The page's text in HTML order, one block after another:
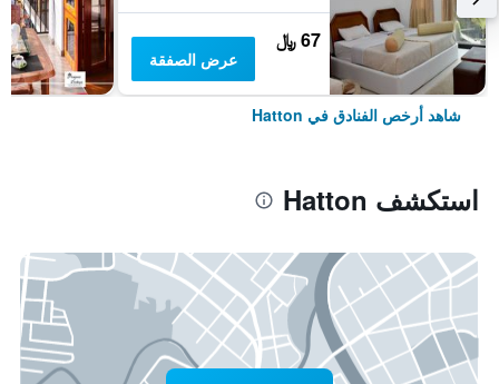
67 ﷼
عرض الصفقة
شاهد أرخص الفنادق في Hatton
استكشف Hatton